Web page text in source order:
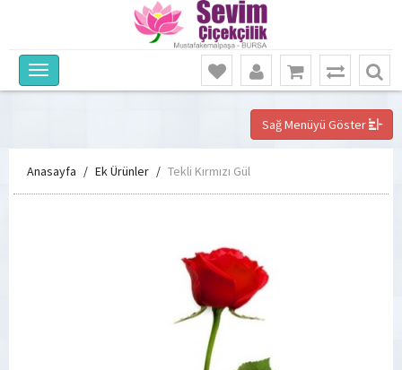
Sağ Menüyü Göster
Anasayfa Ek Ürünler Tekli Kırmızı Gül